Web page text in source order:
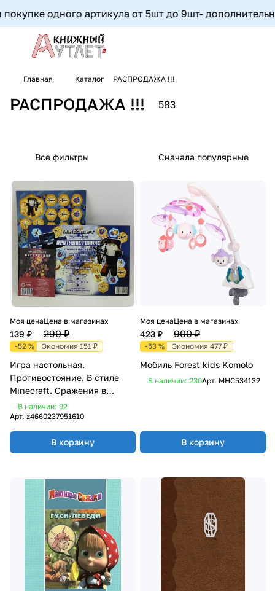
одного артикула от 5шт до 9шт- дополнительная
Главная Каталог РАСПРОДАЖА !!!
РАСПРОДАЖА !!! 583
Все фильтры Сначала популярные
Моя цена
139 ₽
Цена в магазинах
290 ₽
-52 % Экономия 151 ₽
Игра настольная.
Противостояние. В стиле
Minecraft. Сражения в
Нижнем мире
В наличии: 92
Арт. z4660237951610
В корзину
Моя цена
423 ₽
Цена в магазинах
900 ₽
-53 % Экономия 477 ₽
Мобиль Forest kids Komolo
В наличии: 230Арт. MHC534132
В корзину